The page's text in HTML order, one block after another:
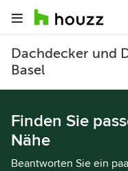
Dachdecker und
Basel
Finden Sie
Nähe
Beantworten Sie ein